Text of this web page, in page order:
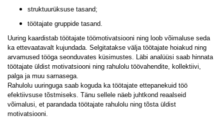
struktuurüksuse tasand;
töötajate gruppide tasand.
Uuring kaardistab töötajate töömotivatsiooni ning loob võimaluse seda
ka ettevaatavalt kujundada. Selgitatakse välja töötajate hoiakud ning
arvamused tööga seonduvates küsimustes. Läbi analüüsi saab hinnata
töötajate üldist motivatsiooni ning rahulolu töövahendite, kollektiivi,
palga ja muu sarnasega.
Rahulolu uuringuga saab koguda ka töötajate ettepanekuid töö
efektiivsuse tõstmiseks. Tänu sellele näeb juhtkond reaalseid
võimalusi, et parandada töötajate rahulolu ning tõsta üldist
motivatsiooni.